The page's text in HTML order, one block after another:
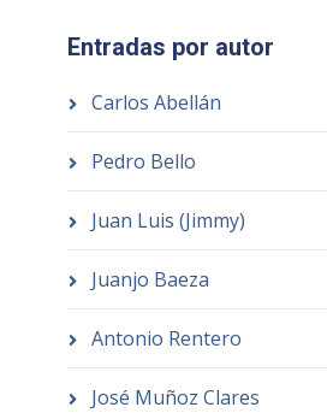
Entradas por autor
Carlos Abellán
Pedro Bello
Juan Luis (Jimmy)
Juanjo Baeza
Antonio Rentero
José Muñoz Clares